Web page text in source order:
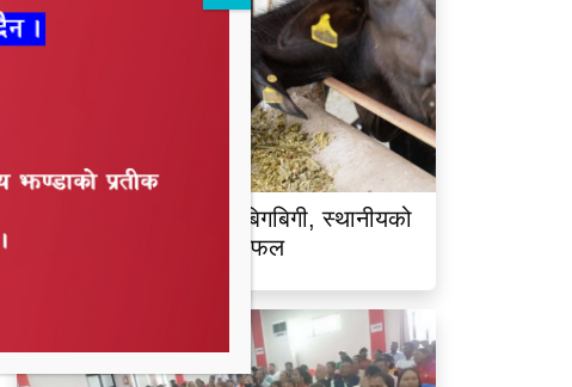
लालझाडीमा भैंसी चोरीको बिगबिगी, स्थानीयको
सक्रियतापछि चोर भाग्न सफल